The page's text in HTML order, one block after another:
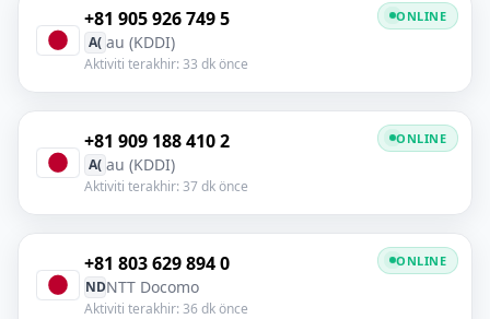
+81 905 926 749 5
A( au (KDDI)
Aktiviti terakhir: 33 dk önce
ONLINE
+81 909 188 410 2
A( au (KDDI)
Aktiviti terakhir: 37 dk önce
ONLINE
+81 803 629 894 0
NDNTT Docomo
Aktiviti terakhir: 36 dk önce
ONLINE